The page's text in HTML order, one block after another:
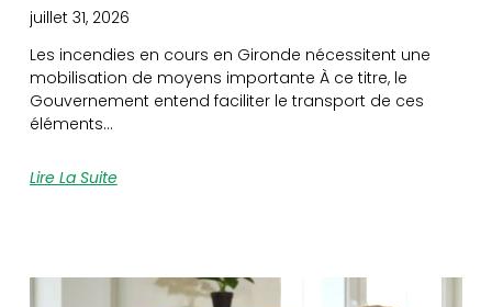
juillet 31, 2026
Les incendies en cours en Gironde nécessitent une
mobilisation de moyens importante À ce titre, le
Gouvernement entend faciliter le transport de ces
éléments…
Lire La Suite